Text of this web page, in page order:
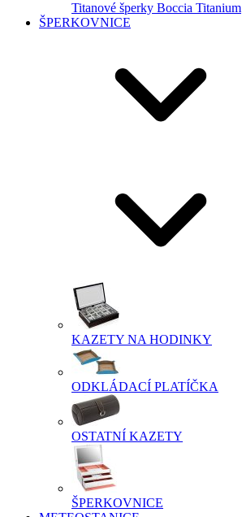
Titanové šperky Boccia Titanium
ŠPERKOVNICE
KAZETY NA HODINKY
ODKLÁDACÍ PLATÍČKA
OSTATNÍ KAZETY
ŠPERKOVNICE